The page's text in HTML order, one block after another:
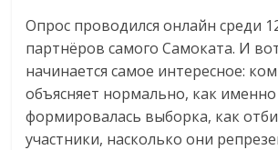
читателем.
Опрос проводился онлайн среди
партнёров самого Самоката. И
начинается самое интересное:
объясняет нормально, как именно
формировалась выборка, как
участники, насколько они